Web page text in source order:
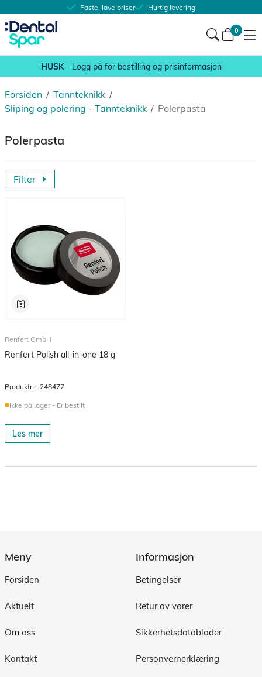
Faste, lave priser Hurtig levering
0
HUSK- Logg på for bestilling og prisinformasjon
/
Forsiden /
Tannteknikk
/
Sliping og polering - Tannteknikk Polerpasta
Polerpasta
Filter
Renfert GmbH
Renfert Polish all-in-one 18 g
Produktnr. 248477
Ikke på lager - Er bestilt
Les mer
Meny
Forsiden
Aktuelt
Om oss
Kontakt
Informasjon
Betingelser
Retur av varer
Sikkerhetsdatablader
Personvernerklæring